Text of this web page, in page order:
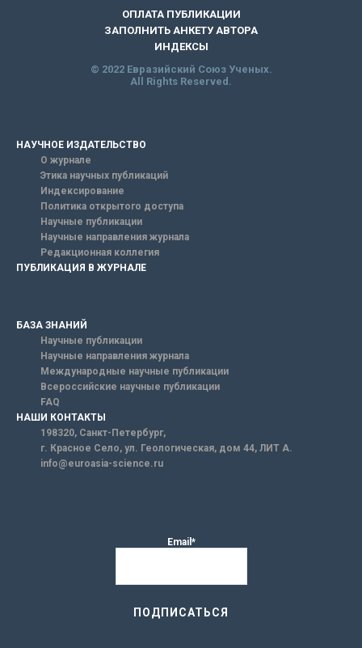
ОПЛАТА ПУБЛИКАЦИИ
ЗАПОЛНИТЬ АНКЕТУ АВТОРА
ИНДЕКСЫ
© 2022 Евразийский Союз Ученых.
All Rights Reserved.
НАУЧНОЕ ИЗДАТЕЛЬСТВО
О журнале
Этика научных публикаций
Индексирование
Политика открытого доступа
Научные публикации
Научные направления журнала
Редакционная коллегия
ПУБЛИКАЦИЯ В ЖУРНАЛЕ
БАЗА ЗНАНИЙ
Научные публикации
Научные направления журнала
Международные научные публикации
Всероссийские научные публикации
FAQ
НАШИ КОНТАКТЫ
198320, Санкт-Петербург,
г. Красное Село, ул. Геологическая, дом 44, ЛИТ А.
info@euroasia-science.ru
Email*